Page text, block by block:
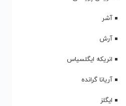
آشر
آرش
انریکه ایگلسیاس
آریانا گرانده
ایگلز